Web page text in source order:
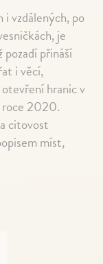
i vzdálených, po
je
přináší
i věcí,
hranic v
roce 2020.
citovost
míst,